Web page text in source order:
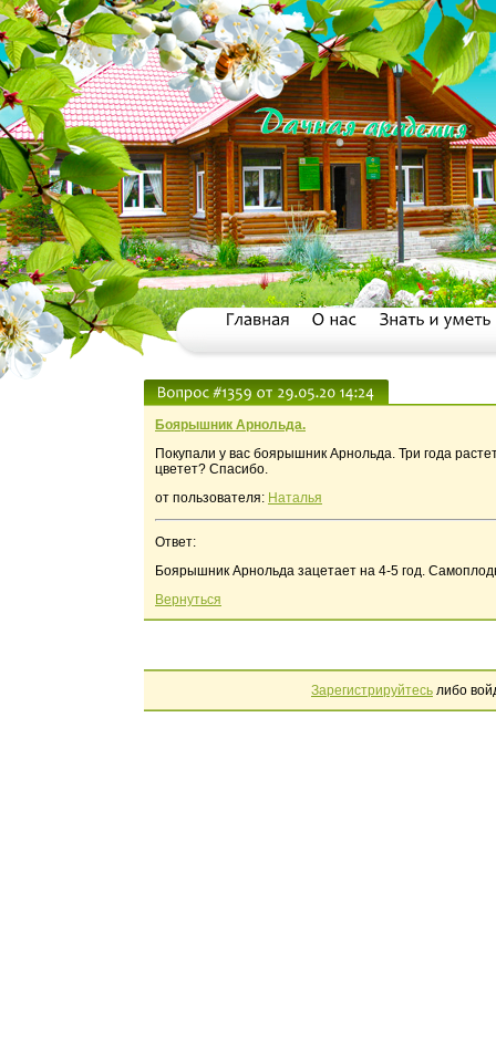
Боярышник Арнольда.
Покупали у вас боярышник Арнольда. Три года
цветет? Спасибо.
от пользователя: Наталья
Ответ:
Боярышник Арнольда зацетает на 4-5 год.
Вернуться
Зарегистрируйтесь либо